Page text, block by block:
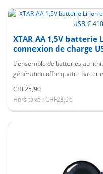
XTAR AA 1,5V batterie
connexion de charge
L'ensemble de batteries au
génération offre quatre
CHF25,90
Hors taxe : CHF23,96